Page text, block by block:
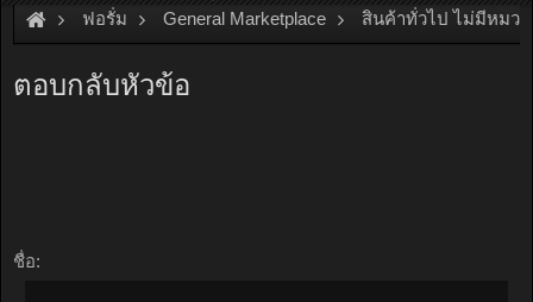
ฟอรั่ม General Marketplace สินค้าทั่วไป ไม่มีหมว
ตอบกลับหัวข้อ
ชื่อ: